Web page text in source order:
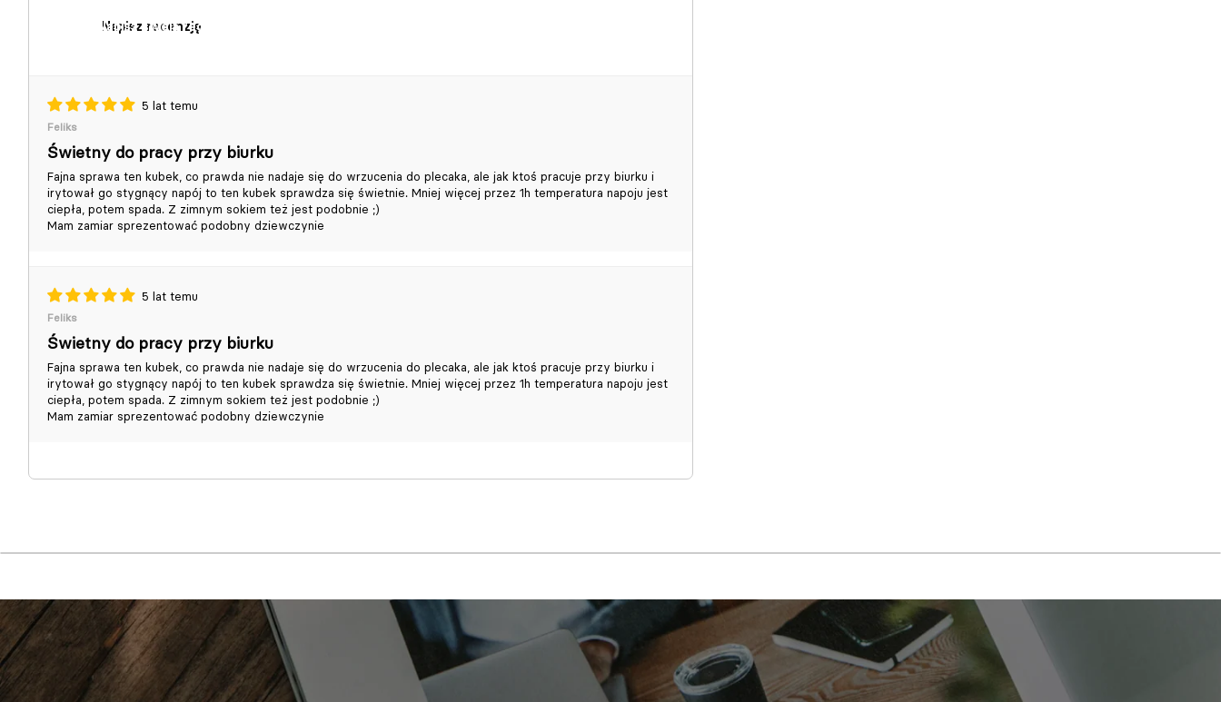
Napisz recenzję
5 lat temu
Feliks
Świetny do pracy przy biurku
Fajna sprawa ten kubek, co prawda nie nadaje się do wrzucenia do plecaka, ale jak ktoś pracuje przy biurku i
irytował go stygnący napój to ten kubek sprawdza się świetnie. Mniej więcej przez 1h temperatura napoju jest
ciepła, potem spada. Z zimnym sokiem też jest podobnie ;)
Mam zamiar sprezentować podobny dziewczynie
5 lat temu
Feliks
Świetny do pracy przy biurku
Fajna sprawa ten kubek, co prawda nie nadaje się do wrzucenia do plecaka, ale jak ktoś pracuje przy biurku i
irytował go stygnący napój to ten kubek sprawdza się świetnie. Mniej więcej przez 1h temperatura napoju jest
ciepła, potem spada. Z zimnym sokiem też jest podobnie ;)
Mam zamiar sprezentować podobny dziewczynie